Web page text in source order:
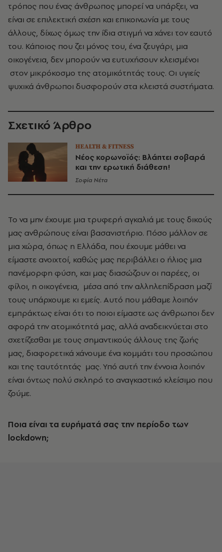
τρόπος που ένας άνθρωπος μπορεί να υπάρξει, να
είναι σε επιλεκτική σχέση και επικοινωνία με τους
άλλους, δίχως όμως την ίδια στιγμή να χάνει τον εαυτό
του. Κάποιος που ζει μόνος του, ένα ζευγάρι, μια
οικογένεια, δεν μπορούν να ευτυχήσουν κλεισμένοι
στον μικρόκοσμο της ατομικότητάς τους. Οι υγιείς
ψυχικά άνθρωποι δυσφορούν στα κλειστά συστήματα.
Σχετικό Άρθρο
HEALTH & FITNESS
Νέος κορωνοϊός: Βλάπτει σοβαρά
και την ερωτική διάθεση!
Σοφία Νέτα
Το να μην έχουμε μια τρυφερή αγκαλιά με τους δικούς
μας ανθρώπους είναι βασανιστήριο. Πόσο μάλλον σε
μια χώρα, όπως η Ελλάδα, που έχουμε μάθει να
είμαστε ανοιχτοί, καθώς μας περιβάλλει ο ήλιος μια
πανέμορφη φύση, και μας διασώζουν οι παρέες, οι
φίλοι, η οικογένεια, μέσα από την αλληλεπίδραση μαζί
τους υπάρχουμε κι εμείς. Αυτό που μάθαμε λοιπόν
εμπράκτως είναι ότι το ποιοι είμαστε ως άνθρωποι δεν
αφορά την ατομικότητά μας, αλλά αναδεικνύεται στο
σχετίζεσθαι με τους σημαντικούς άλλους της ζωής
μας, διαφορετικά χάνουμε ένα κομμάτι του προσώπου
και της ταυτότητάς μας. Υπό αυτή την έννοια λοιπόν
είναι όντως πολύ σκληρό το αναγκαστικό κλείσιμο που
ζούμε.
Ποια είναι τα ευρήματά σας την περίοδο των
lockdown;